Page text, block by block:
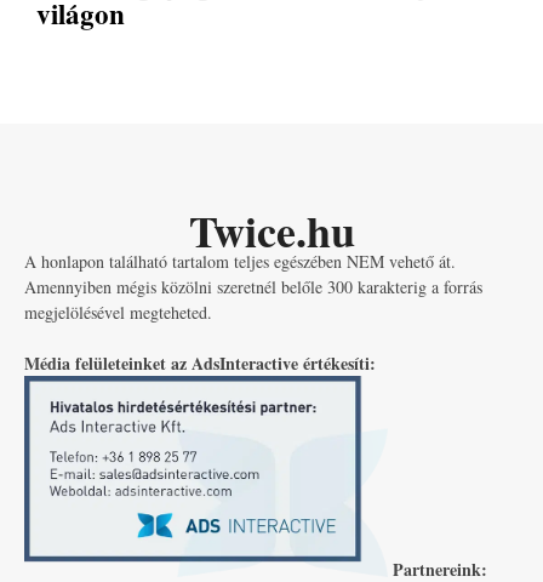
világon
Twice.hu
A honlapon található tartalom teljes egészében NEM vehető át.
Amennyiben mégis közölni szeretnél belőle 300 karakterig a forrás
megjelölésével megteheted.
Média felületeinket az AdsInteractive értékesíti:
Partnereink: